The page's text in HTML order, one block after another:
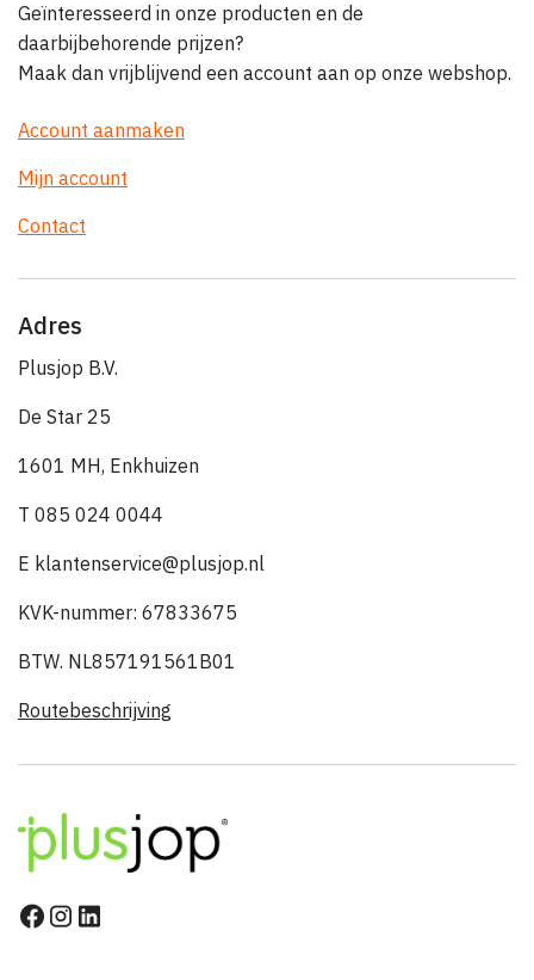
Geïnteresseerd in onze producten en de
daarbijbehorende prijzen?
Maak dan vrijblijvend een account aan op onze webshop.
Account aanmaken
Mijn account
Contact
Adres
Plusjop B.V.
De Star 25
1601 MH, Enkhuizen
T 085 024 0044
E klantenservice@plusjop.nl
KVK-nummer: 67833675
BTW. NL857191561B01
Routebeschrijving